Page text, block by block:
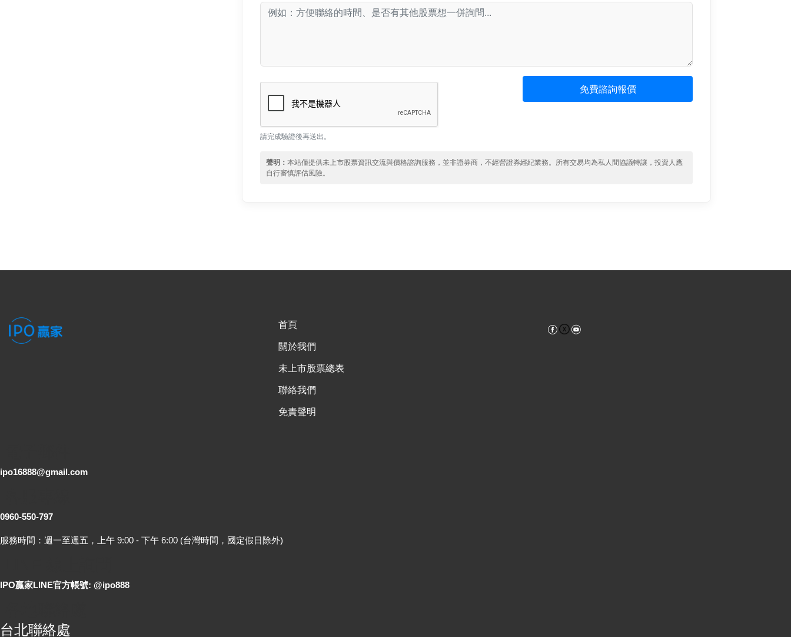
請完成驗證後再送出。
免費諮詢報價
聲明：本站僅提供未上市股票資訊交流與價格諮詢服務，並非證券商，不經營證券經紀業務。所有交易均為私人間協議轉讓，投資人應
自行審慎評估風險。
首頁
關於我們
未上市股票總表
聯絡我們
免責聲明
Facebook
ipo16888@gmail.com
0960-550-797
服務時間：週一至週五，上午 9:00 - 下午 6:00 (台灣時間，國定假日除外)
IPO贏家LINE官方帳號: @ipo888
台北聯絡處